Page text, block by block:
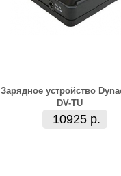
Зарядное устройство
DV-TU
10925 р.